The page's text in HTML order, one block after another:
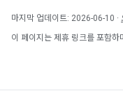
마지막 업데이트: 2026-06-10 ·
이 페이지는 제휴 링크를 포함